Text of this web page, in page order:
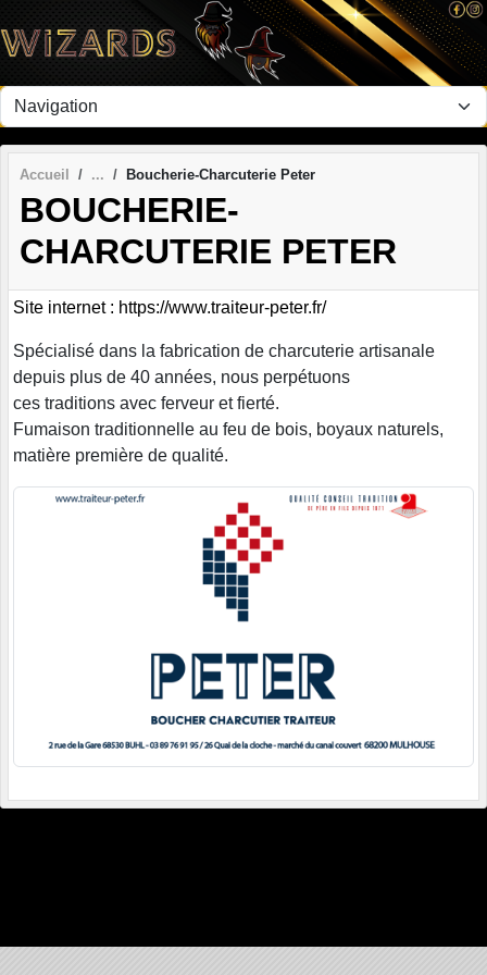
Accueil Boucherie-Charcuterie Peter
BOUCHERIE-
CHARCUTERIE PETER
Site internet : https://www.traiteur-peter.fr/
Spécialisé dans la fabrication de charcuterie artisanale
depuis plus de 40 années, nous perpétuons
ces traditions avec ferveur et fierté.
Fumaison traditionnelle au feu de bois, boyaux naturels,
matière première de qualité.
Panneau de gestion des cookies